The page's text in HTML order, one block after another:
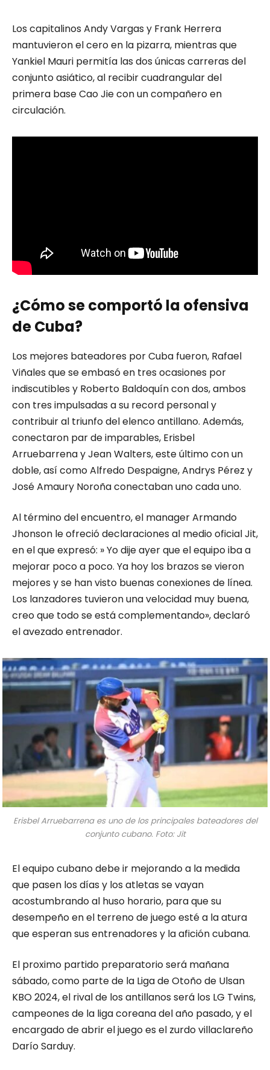
Los capitalinos Andy Vargas y Frank Herrera
mantuvieron el cero en la pizarra, mientras que
Yankiel Mauri permitía las dos únicas carreras del
conjunto asiático, al recibir cuadrangular del
primera base Cao Jie con un compañero en
circulación.
¿Cómo se comportó la ofensiva
de Cuba?
Los mejores bateadores por Cuba fueron, Rafael
Viñales que se embasó en tres ocasiones por
indiscutibles y Roberto Baldoquín con dos, ambos
con tres impulsadas a su record personal y
contribuir al triunfo del elenco antillano. Además,
conectaron par de imparables, Erisbel
Arruebarrena y Jean Walters, este último con un
doble, así como Alfredo Despaigne, Andrys Pérez y
José Amaury Noroña conectaban uno cada uno.
Al término del encuentro, el manager Armando
Jhonson le ofreció declaraciones al medio oficial Jit,
en el que expresó: » Yo dije ayer que el equipo iba a
mejorar poco a poco. Ya hoy los brazos se vieron
mejores y se han visto buenas conexiones de línea.
Los lanzadores tuvieron una velocidad muy buena,
creo que todo se está complementando», declaró
el avezado entrenador.
Erisbel Arruebarrena es uno de los principales bateadores del
conjunto cubano. Foto: Jit
El equipo cubano debe ir mejorando a la medida
que pasen los días y los atletas se vayan
acostumbrando al huso horario, para que su
desempeño en el terreno de juego esté a la atura
que esperan sus entrenadores y la afición cubana.
El proximo partido preparatorio será mañana
sábado, como parte de la Liga de Otoño de Ulsan
KBO 2024, el rival de los antillanos será los LG Twins,
campeones de la liga coreana del año pasado, y el
encargado de abrir el juego es el zurdo villaclareño
Darío Sarduy.